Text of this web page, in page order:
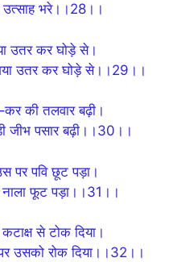
उत्साह भरे।।28।।
उतर कर घोड़े से।
उतर कर घोड़े से।।29।।
की तलवार बढ़ी।
जीभ पसार बढ़ी।।30।।
पर पवि छूट पड़ा।
फूट पड़ा।।31।।
से टोक दिया।
उसको रोक दिया।।32।।